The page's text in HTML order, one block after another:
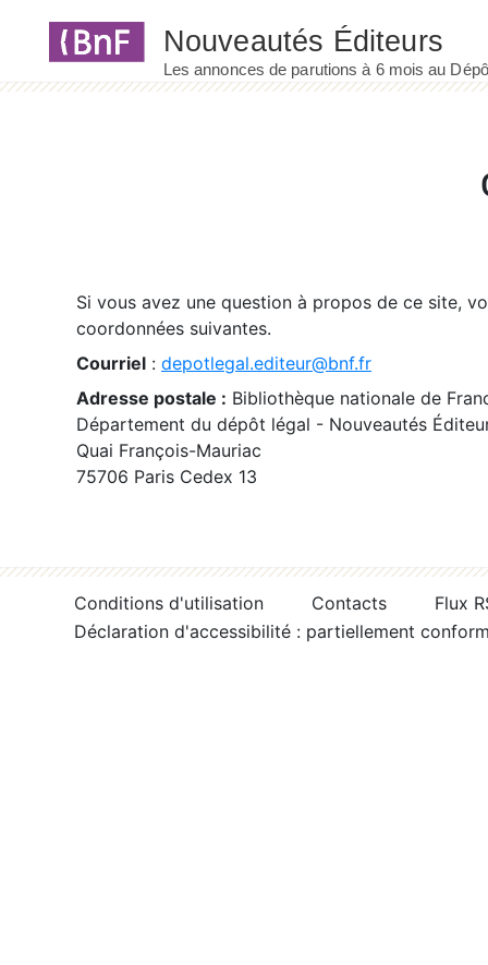
Si vous avez une question à propos de ce site,
coordonnées suivantes.
Courriel : depotlegal.editeur@bnf.fr
Adresse postale : Bibliothèque nationale de
Département du dépôt légal - Nouveautés
Quai François-Mauriac
75706 Paris Cedex 13
Conditions d'utilisation Contacts
Flux
Déclaration d'accessibilité : partiellement